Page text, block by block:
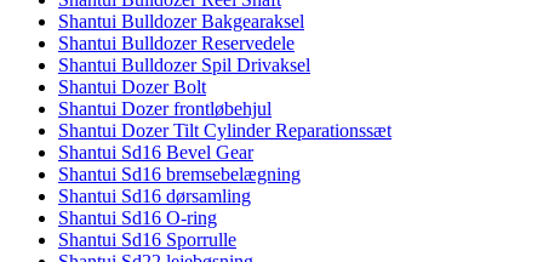
Shantui Bulldozer Bakgearaksel
Shantui Bulldozer Reservedele
Shantui Bulldozer Spil Drivaksel
Shantui Dozer Bolt
Shantui Dozer frontløbehjul
Shantui Dozer Tilt Cylinder Reparationssæt
Shantui Sd16 Bevel Gear
Shantui Sd16 bremsebelægning
Shantui Sd16 dørsamling
Shantui Sd16 O-ring
Shantui Sd16 Sporrulle